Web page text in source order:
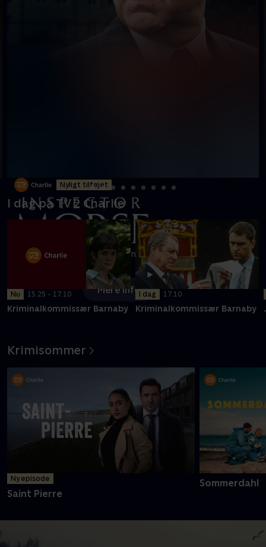
Nyligt tilføjet
Se sofistikerede Morse med smag for øl, klassisk musik og
næse for forbrydelser
Mere info
I dag på TV 2 Charlie
Nu 15.25 - 17.10
Kriminalkommissær Barnaby
I dag 17.10
Kriminalkommissær Barnaby
Krimisommer
Ny episode
Saint Pierre
Sommerdahl